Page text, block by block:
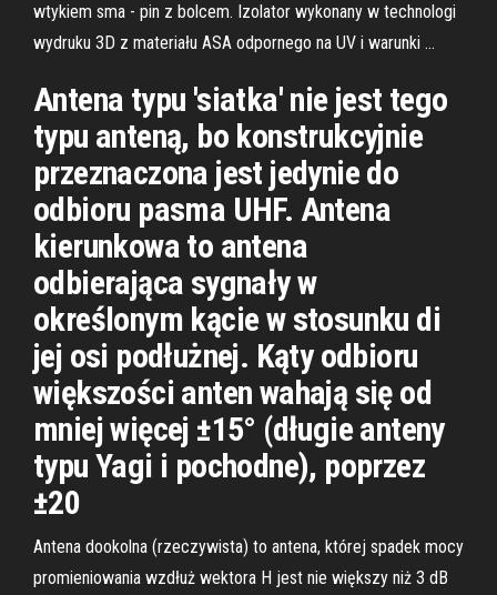
wtykiem sma - pin z bolcem. Izolator wykonany w technologi
wydruku 3D z materiału ASA odpornego na UV i warunki …
Antena typu 'siatka' nie jest tego
typu anteną, bo konstrukcyjnie
przeznaczona jest jedynie do
odbioru pasma UHF. Antena
kierunkowa to antena
odbierająca sygnały w
określonym kącie w stosunku di
jej osi podłużnej. Kąty odbioru
większości anten wahają się od
mniej więcej ±15° (długie anteny
typu Yagi i pochodne), poprzez
±20
Antena dookolna (rzeczywista) to antena, której spadek mocy
promieniowania wzdłuż wektora H jest nie większy niż 3 dB